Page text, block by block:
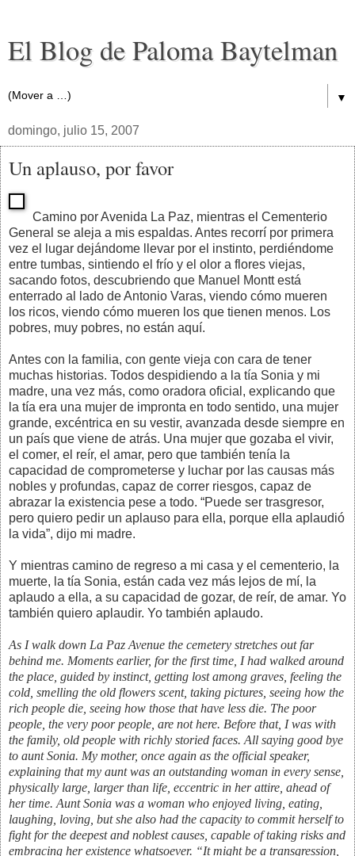
El Blog de Paloma Baytelman
▼
domingo, julio 15, 2007
Un aplauso, por favor
Camino por Avenida La Paz, mientras el Cementerio
General se aleja a mis espaldas. Antes recorrí por primera
vez el lugar dejándome llevar por el instinto, perdiéndome
entre tumbas, sintiendo el frío y el olor a flores viejas,
sacando fotos, descubriendo que Manuel Montt está
enterrado al lado de Antonio Varas, viendo cómo mueren
los ricos, viendo cómo mueren los que tienen menos. Los
pobres, muy pobres, no están aquí.
Antes con la familia, con gente vieja con cara de tener
muchas historias. Todos despidiendo a la tía Sonia y mi
madre, una vez más, como oradora oficial, explicando que
la tía era una mujer de impronta en todo sentido, una mujer
grande, excéntrica en su vestir, avanzada desde siempre en
un país que viene de atrás. Una mujer que gozaba el vivir,
el comer, el reír, el amar, pero que también tenía la
capacidad de comprometerse y luchar por las causas más
nobles y profundas, capaz de correr riesgos, capaz de
abrazar la existencia pese a todo. “Puede ser trasgresor,
pero quiero pedir un aplauso para ella, porque ella aplaudió
la vida”, dijo mi madre.
Y mientras camino de regreso a mi casa y el cementerio, la
muerte, la tía Sonia, están cada vez más lejos de mí, la
aplaudo a ella, a su capacidad de gozar, de reír, de amar. Yo
también quiero aplaudir. Yo también aplaudo.
As I walk down La Paz Avenue the cemetery stretches out far
behind me. Moments earlier, for the first time, I had walked around
the place, guided by instinct, getting lost among graves, feeling the
cold, smelling the old flowers scent, taking pictures, seeing how the
rich people die, seeing how those that have less die. The poor
people, the very poor people, are not here. Before that, I was with
the family, old people with richly storied faces. All saying good bye
to aunt Sonia. My mother, once again as the official speaker,
explaining that my aunt was an outstanding woman in every sense,
physically large, larger than life, eccentric in her attire, ahead of
her time. Aunt Sonia was a woman who enjoyed living, eating,
laughing, loving, but she also had the capacity to commit herself to
fight for the deepest and noblest causes, capable of taking risks and
embracing her existence whatsoever. “It might be a transgression,